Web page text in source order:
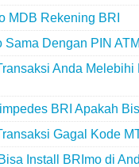
MDB Rekening BRI
Sama Dengan PIN
Anda Melebihi
BRI Apakah
Gagal Kode
Install BRImo di